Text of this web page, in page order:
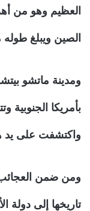
العظيم وهو من
الصين ويبلغ طوله ما
ومدينة ماتشو
بأمريكا الجنوبية
واكتشفت على يد
ومن ضمن العجائب